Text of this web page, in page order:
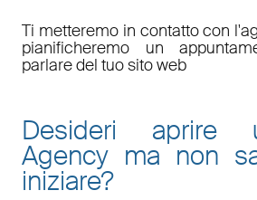
Ti metteremo in contatto con
pianificheremo un
parlare del tuo sito web
Desideri aprire
Agency ma non
iniziare?